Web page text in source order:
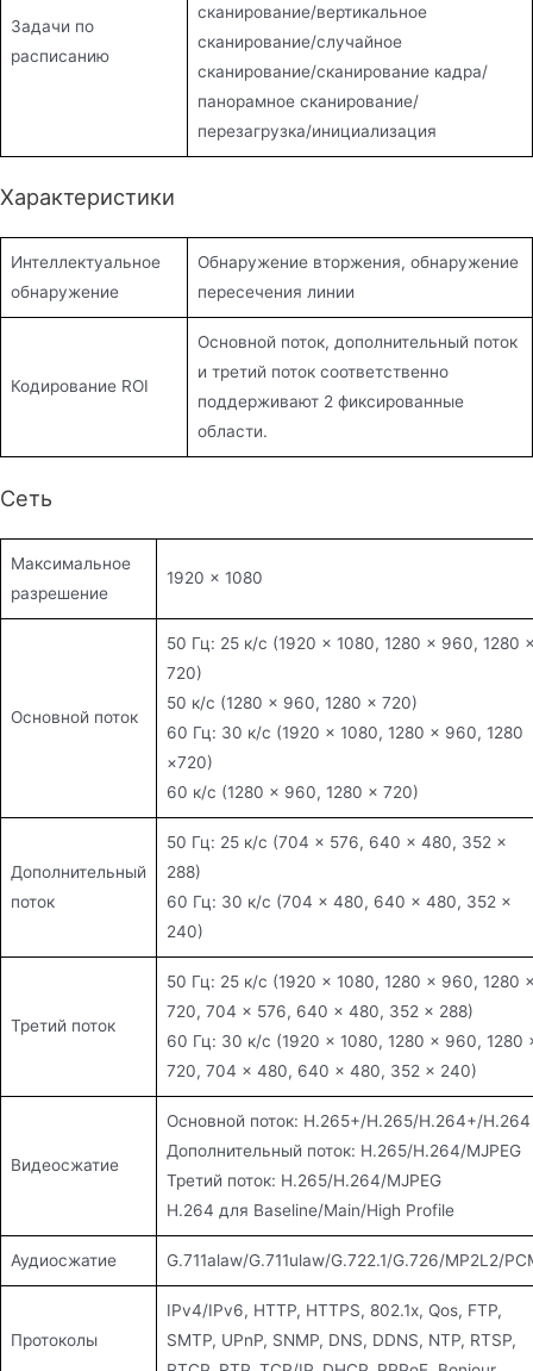
Задачи по
расписанию
сканирование/вертикальное
сканирование/случайное
сканирование/сканирование кадра/
панорамное сканирование/
перезагрузка/инициализация
Характеристики
Интеллектуальное
обнаружение
Обнаружение вторжения, обнаружение
пересечения линии
Кодирование ROI
Основной поток, дополнительный поток
и третий поток соответственно
поддерживают 2 фиксированные
области.
Сеть
Максимальное
разрешение
1920 × 1080
Основной поток
50 Гц: 25 к/с (1920 × 1080, 1280 × 960, 1280
720)
50 к/с (1280 × 960, 1280 × 720)
60 Гц: 30 к/с (1920 × 1080, 1280 × 960, 1280
×720)
60 к/с (1280 × 960, 1280 × 720)
Дополнительный
поток
50 Гц: 25 к/с (704 × 576, 640 × 480, 352 ×
288)
60 Гц: 30 к/с (704 × 480, 640 × 480, 352 ×
240)
Третий поток
50 Гц: 25 к/с (1920 × 1080, 1280 × 960, 1280
720, 704 × 576, 640 × 480, 352 × 288)
60 Гц: 30 к/с (1920 × 1080, 1280 × 960, 1280
720, 704 × 480, 640 × 480, 352 × 240)
Видеосжатие
Основной поток: H.265+/H.265/H.264+/H.264
Дополнительный поток: H.265/H.264/MJPEG
Третий поток: H.265/H.264/MJPEG
H.264 для Baseline/Main/High Profile
Аудиосжатие G.711alaw/G.711ulaw/G.722.1/G.726/MP2L2/
Протоколы
IPv4/IPv6, HTTP, HTTPS, 802.1x, Qos, FTP,
SMTP, UPnP, SNMP, DNS, DDNS, NTP, RTSP,